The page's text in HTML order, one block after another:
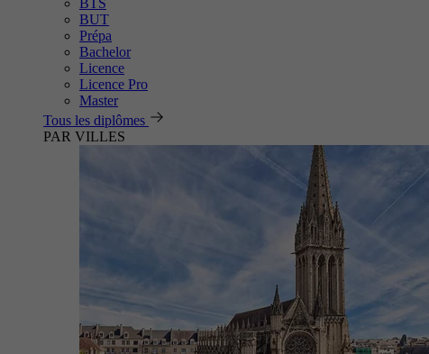
BTS
BUT
Prépa
Bachelor
Licence
Licence Pro
Master
Tous les diplômes
PAR VILLES